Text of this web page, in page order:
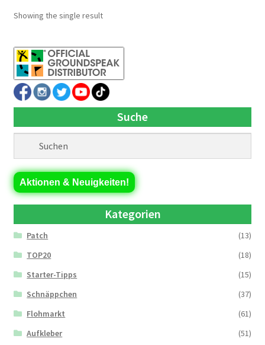
Showing the single result
Suche
Aktionen & Neuigkeiten!
Kategorien
Patch
(13)
TOP20
(18)
Starter-Tipps
(15)
Schnäppchen
(37)
Flohmarkt
(61)
Aufkleber
(51)